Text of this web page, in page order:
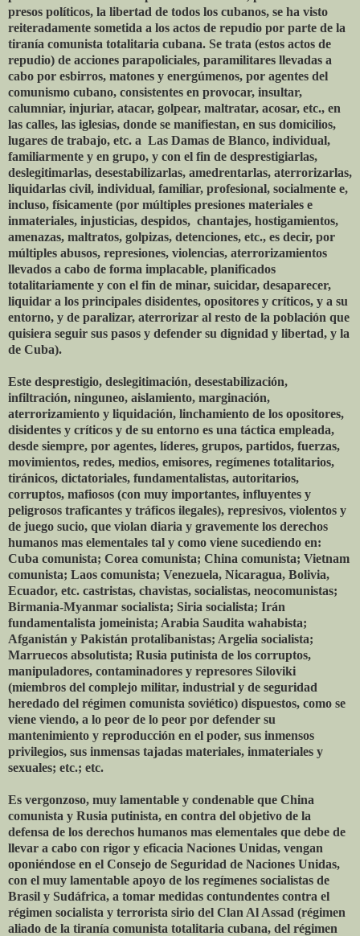
presos políticos, la libertad de todos los cubanos, se ha visto
reiteradamente sometida a los actos de repudio por parte de la
tiranía comunista totalitaria cubana. Se trata (estos actos de
repudio) de acciones parapoliciales, paramilitares llevadas a
cabo por esbirros, matones y energúmenos, por agentes del
comunismo cubano, consistentes en provocar, insultar,
calumniar, injuriar, atacar, golpear, maltratar, acosar, etc., en
las calles, las iglesias, donde se manifiestan, en sus domicilios,
lugares de trabajo, etc. a Las Damas de Blanco, individual,
familiarmente y en grupo, y con el fin de desprestigiarlas,
deslegitimarlas, desestabilizarlas, amedrentarlas, aterrorizarlas,
liquidarlas civil, individual, familiar, profesional, socialmente e,
incluso, físicamente (por múltiples presiones materiales e
inmateriales, injusticias, despidos, chantajes, hostigamientos,
amenazas, maltratos, golpizas, detenciones, etc., es decir, por
múltiples abusos, represiones, violencias, aterrorizamientos
llevados a cabo de forma implacable, planificados
totalitariamente y con el fin de minar, suicidar, desaparecer,
liquidar a los principales disidentes, opositores y críticos, y a su
entorno, y de paralizar, aterrorizar al resto de la población que
quisiera seguir sus pasos y defender su dignidad y libertad, y la
de Cuba).
Este desprestigio, deslegitimación, desestabilización,
infiltración, ninguneo, aislamiento, marginación,
aterrorizamiento y liquidación, linchamiento de los opositores,
disidentes y críticos y de su entorno es una táctica empleada,
desde siempre, por agentes, líderes, grupos, partidos, fuerzas,
movimientos, redes, medios, emisores, regímenes totalitarios,
tiránicos, dictatoriales, fundamentalistas, autoritarios,
corruptos, mafiosos (con muy importantes, influyentes y
peligrosos traficantes y tráficos ilegales), represivos, violentos y
de juego sucio, que violan diaria y gravemente los derechos
humanos mas elementales tal y como viene sucediendo en:
Cuba comunista; Corea comunista; China comunista; Vietnam
comunista; Laos comunista; Venezuela, Nicaragua, Bolivia,
Ecuador, etc. castristas, chavistas, socialistas, neocomunistas;
Birmania-Myanmar socialista; Siria socialista; Irán
fundamentalista jomeinista; Arabia Saudita wahabista;
Afganistán y Pakistán protalibanistas; Argelia socialista;
Marruecos absolutista; Rusia putinista de los corruptos,
manipuladores, contaminadores y represores Siloviki
(miembros del complejo militar, industrial y de seguridad
heredado del régimen comunista soviético) dispuestos, como se
viene viendo, a lo peor de lo peor por defender su
mantenimiento y reproducción en el poder, sus inmensos
privilegios, sus inmensas tajadas materiales, inmateriales y
sexuales; etc.; etc.
Es vergonzoso, muy lamentable y condenable que China
comunista y Rusia putinista, en contra del objetivo de la
defensa de los derechos humanos mas elementales que debe de
llevar a cabo con rigor y eficacia Naciones Unidas, vengan
oponiéndose en el Consejo de Seguridad de Naciones Unidas,
con el muy lamentable apoyo de los regímenes socialistas de
Brasil y Sudáfrica, a tomar medidas contundentes contra el
régimen socialista y terrorista sirio del Clan Al Assad (régimen
aliado de la tiranía comunista totalitaria cubana, del régimen